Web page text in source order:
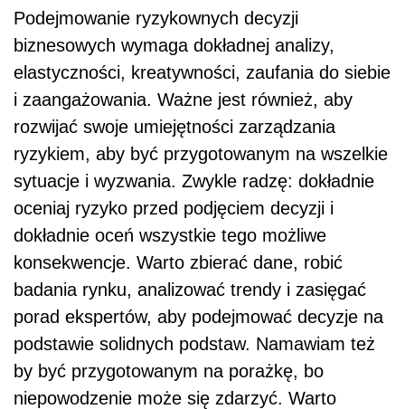
Podejmowanie ryzykownych decyzji
biznesowych wymaga dokładnej analizy,
elastyczności, kreatywności, zaufania do siebie
i zaangażowania. Ważne jest również, aby
rozwijać swoje umiejętności zarządzania
ryzykiem, aby być przygotowanym na wszelkie
sytuacje i wyzwania. Zwykle radzę: dokładnie
oceniaj ryzyko przed podjęciem decyzji i
dokładnie oceń wszystkie tego możliwe
konsekwencje. Warto zbierać dane, robić
badania rynku, analizować trendy i zasięgać
porad ekspertów, aby podejmować decyzje na
podstawie solidnych podstaw. Namawiam też
by być przygotowanym na porażkę, bo
niepowodzenie może się zdarzyć. Warto